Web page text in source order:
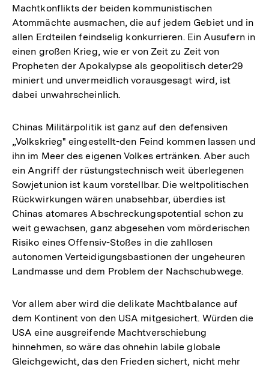
Machtkonflikts der beiden kommunistischen
Atommächte ausmachen, die auf jedem Gebiet und in
allen Erdteilen feindselig konkurrieren. Ein Ausufern in
einen großen Krieg, wie er von Zeit zu Zeit von
Propheten der Apokalypse als geopolitisch deter29
miniert und unvermeidlich vorausgesagt wird, ist
dabei unwahrscheinlich.
Chinas Militärpolitik ist ganz auf den defensiven
„Volkskrieg" eingestellt-den Feind kommen lassen und
ihn im Meer des eigenen Volkes ertränken. Aber auch
ein Angriff der rüstungstechnisch weit überlegenen
Sowjetunion ist kaum vorstellbar. Die weltpolitischen
Rückwirkungen wären unabsehbar, überdies ist
Chinas atomares Abschreckungspotential schon zu
weit gewachsen, ganz abgesehen vom mörderischen
Risiko eines Offensiv-Stoßes in die zahllosen
autonomen Verteidigungsbastionen der ungeheuren
Landmasse und dem Problem der Nachschubwege.
Vor allem aber wird die delikate Machtbalance auf
dem Kontinent von den USA mitgesichert. Würden die
USA eine ausgreifende Machtverschiebung
hinnehmen, so wäre das ohnehin labile globale
Gleichgewicht, das den Frieden sichert, nicht mehr